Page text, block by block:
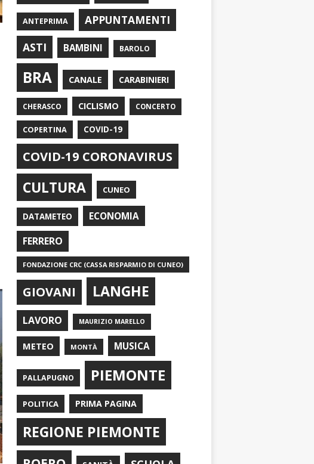
ANTEPRIMA
APPUNTAMENTI
ASTI
BAMBINI BAROLO
BRA CANALE CARABINIERI
CHERASCO CICLISMO CONCERTO
COPERTINA COVID-19
COVID-19 CORONAVIRUS
CULTURA CUNEO
DATAMETEO ECONOMIA
FERRERO
FONDAZIONE CRC (CASSA RISPARMIO DI CUNEO)
GIOVANI LANGHE
LAVORO MAURIZIO MARELLO
METEO MONTÀ MUSICA
PALLAPUGNO PIEMONTE
POLITICA PRIMA PAGINA
REGIONE PIEMONTE